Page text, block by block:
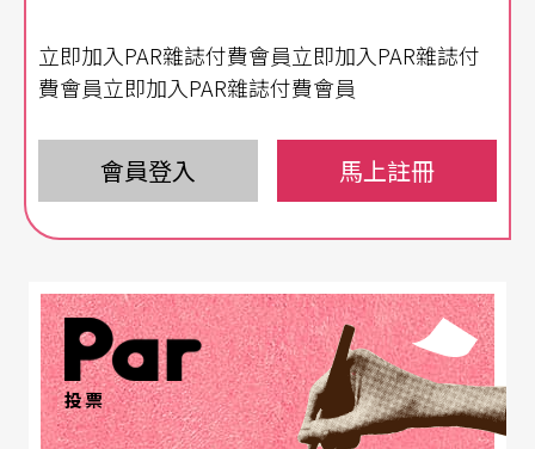
不同的另一回事——這真的是破天荒第一次。尤其
這次是要演出巴赫的《無伴奏大提琴組曲》，對我
出，因為《水月》的DVD令我興趣盎然，這對我而
言不僅僅是嶄新的嘗試，更是個挑戰，也是鼓舞，
Q：DVD裡的舞告訴您什麼呢？
A：就像所有的藝術，我個人認為每個領域的藝術
——不論是舞蹈、音樂、美術…都很難以文字表
立即加入PAR雜誌付費會員立即加入PAR雜誌付
費會員立即加入PAR雜誌付費會員
會員登入 馬上註冊
投票